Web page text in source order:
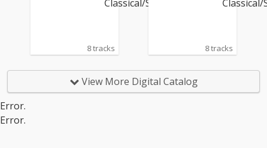
8 tracks 8 tracks
View More Digital Catalog
Error.
Error.